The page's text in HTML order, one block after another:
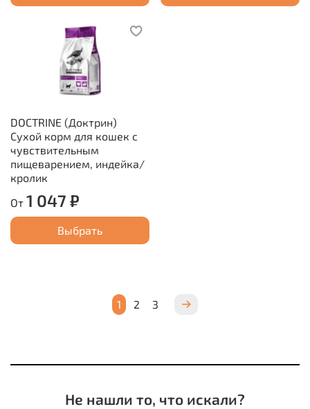
DOCTRINE (Доктрин)
Сухой корм для кошек с
чувствительным
пищеварением, индейка/
кролик
От 1 047 ₽
Выбрать
1 2 3
Не нашли то, что искали?